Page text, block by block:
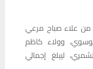
من علاء صباح مرعي
وولاء كاظم
ليبلغ إجمالي